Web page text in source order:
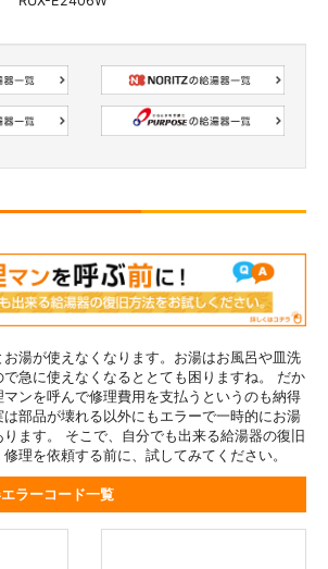
湯が使えなくなります。お湯はお風呂や皿洗
急に使えなくなるととても困りますね。 だか
マンを呼んで修理費用を支払うというのも納得
部品が壊れる以外にもエラーで一時的にお湯
ます。 そこで、自分でも出来る給湯器の復旧
理を依頼する前に、試してみてください。
ラーコード一覧